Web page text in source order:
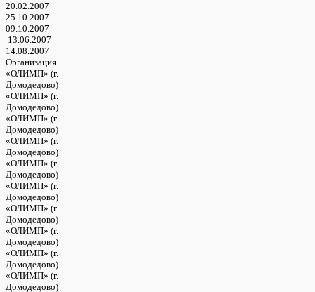
20.02.2007
25.10.2007
09.10.2007
13.06.2007
14.08.2007
Организация
«ОЛИМП» (г.
Домодедово)
«ОЛИМП» (г.
Домодедово)
«ОЛИМП» (г.
Домодедово)
«ОЛИМП» (г.
Домодедово)
«ОЛИМП» (г.
Домодедово)
«ОЛИМП» (г.
Домодедово)
«ОЛИМП» (г.
Домодедово)
«ОЛИМП» (г.
Домодедово)
«ОЛИМП» (г.
Домодедово)
«ОЛИМП» (г.
Домодедово)